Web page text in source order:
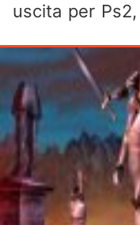
uscita per